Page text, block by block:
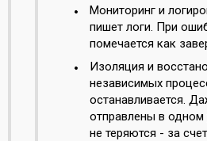
Мониторинг и
пишет логи. При
помечается как
Изоляция и
независимых
останавливается.
отправлены в
не теряются - за